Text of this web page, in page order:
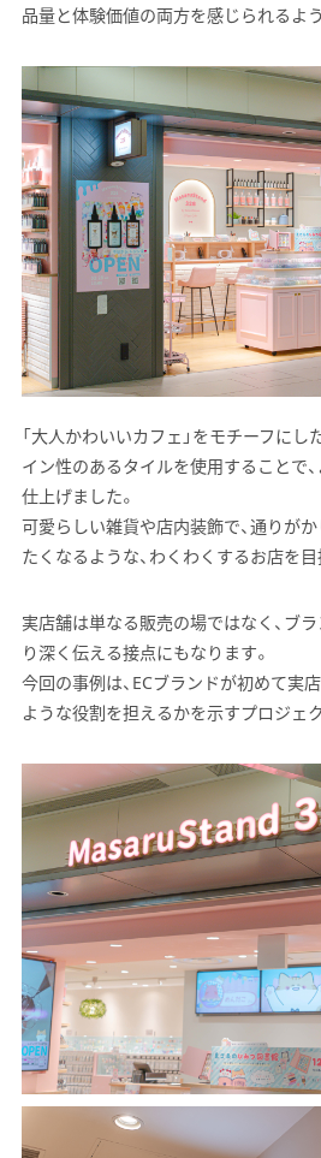
品量と体験価値の両方を感じられるよ
「大人かわいいカフェ」をモチーフに
イン性のあるタイルを使用することで
仕上げました。
可愛らしい雑貨や店内装飾で、通りが
たくなるような、わくわくするお店を目
実店舗は単なる販売の場ではなく、ブ
り深く伝える接点にもなります。
今回の事例は、ECブランドが初めて実
ような役割を担えるかを示すプロジェ